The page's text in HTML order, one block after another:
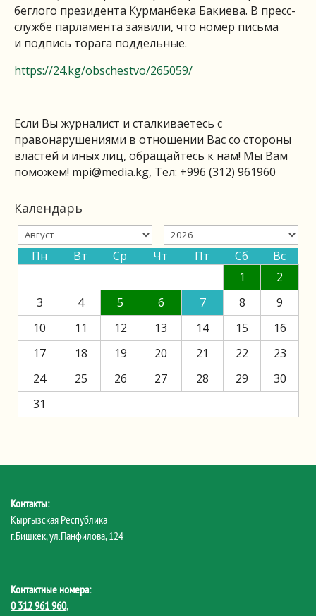
беглого президента Курманбека Бакиева. В пресс-
службе парламента заявили, что номер письма
и подпись торага поддельные.
https://24.kg/obschestvo/265059/
Если Вы журналист и сталкиваетесь с
правонарушениями в отношении Вас со стороны
властей и иных лиц, обращайтесь к нам! Мы Вам
поможем! mpi@media.kg, Тел: +996 (312) 961960
Календарь
Пн Вт Ср Чт Пт Сб
Вс
1
2
3
4 5 6 7 8
9
10
11 12 13 14 15
16
17
18 19 20 21 22
23
24
25 26 27 28 29
30
31
Контакты:
Кыргызская Республика
г.Бишкек, ул.Панфилова, 124
Контактные номера:
0 312 961 960,